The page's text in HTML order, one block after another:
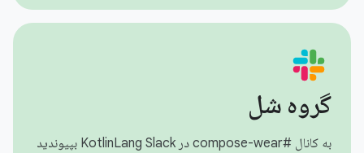
گروه شل
به کانال #compose-wear در KotlinLang Slack بپیوندید